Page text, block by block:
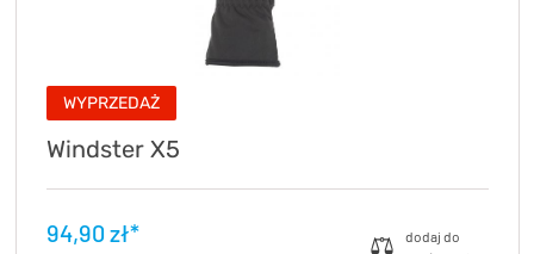
WYPRZEDAŻ
Windster X5
94,90 zł*